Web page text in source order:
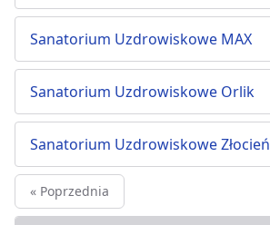
Sanatorium Uzdrowiskowe MAX
Sanatorium Uzdrowiskowe Orlik
Sanatorium Uzdrowiskowe Złocień
« Poprzednia